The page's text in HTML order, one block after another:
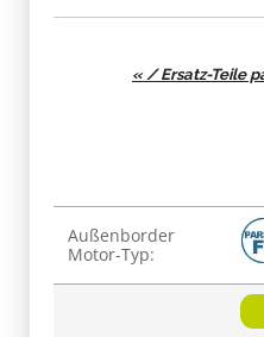
« / Ersatz-Teile
Produkteigenschaft
Wert
Außenborder
Motor-Typ: